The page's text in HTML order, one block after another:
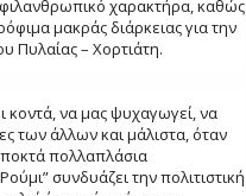
χαρακτήρα, καθώς
μακράς διάρκειας για την
Πυλαίας – Χορτιάτη.
κοντά, να μας ψυχαγωγεί, να
των άλλων και μάλιστα, όταν
πολλαπλάσια
συνδυάζει την πολιτιστική